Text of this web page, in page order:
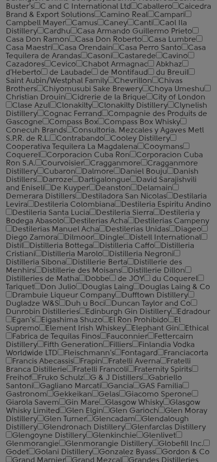
Buster's
C and C International Ltd Caballero
Caicedra
Brand & Export Solutions
Camino Real
Campari
Campbell Mayer
Camus Caney Canti
Caol Ila
Distillery
Cardhu
Casa Armando Guillermo Prieto
Casa Don Ramon
Casa Don Roberto
Casa Lumbre
Casa Maestri
Casa Orendain Casa Perro Santo
Casa
Tequilera de Arandas
Casoni Castarede
Cavino
Cazadores
Cevico Chabot Armagnac
Abkhaz
d'Heberto
de Laubade de Montifaud
du Breuil
Saint Aubin/Westphal Family
Chevrillon
Chivas
Brothers
Chiyomusubi Sake Brewery
Choya Umeshu
Christian Drouin
Cidrerie de la Brique
City of London
Clase Azul
Clonakilty Clonakilty Distillery
Clynelish
Distillery
Cognac Ferrand
Compagnie des Produits de
Gascogne
Compass Box
Compass Box Whisky
Conecuh Brands
Consultoria. Mezcales y Agaves Metl
S.P.R. de R.L.
Contrabando
Cooley Distillery
Cooperativa Tequilera La Magdalena
Cooymans
Coquerel
Corporacion Cuba Ron
Corporacion Cuba
Ron S.A.
Courvoisier Cragganmore
Cragganmore
Distillery
Cubaron Dalmore Daniel Bouju
Danish
Distillers
Darroze Dartigalongue
David Sarajishvili
and Eniseli
De Kuyper Deanston
Delamain
Demerara Distillers
Destiladora San Nicolas
Destilaria
Levira
Destileria Colombiana
Destileria Espiritu Andino
Destileria Santa Lucia
Destileria Sierra
Destileria y
Bodega Abasolo
Destilerias Acha
Destilerias Campeny
Destilerias Manuel Acha
Destilerias Unidas
Diageo
Diego Zamora
Dilmoor Dingle
Distell International
Distil
Distilleria Bottega Distilleria Caffo
Distilleria
Cristiani
Distilleria Marolo
Distilleria Negroni
Distilleria Sibona
Distillerie Berta
Distillerie des
Menhirs
Distillerie des Moisans
Distillerie Dillon
Distilleries de Matha
Dobbe de JOY
du Coquerel
Tariquet
Don Julio Douglas Laing
Douglas Laing & Co
Drambuie Liqueur Company
Dufftown Distillery
Dugladze W&S
Duh u Boci
Duncan Taylor and Co
Dunrobin Distilleries
Edinburgh Gin Distillery
Edradour
Egan's
Eigashima Shuzo El Ron Prohibido
El
Supremo
Element Irish Whiskey Elephant Gin
Ethical
Fabrica de Tequilas Finos
Fauconnier
Fettercairn
Distillery
Fifth Generation Filliers
Finlandia Vodka
Worldwide LTD
Fleischmann's Fontagard
Franciacorta
Francis Abecassis
Frapin Fratelli Averna
Fratelli
Branca Distillerie
Fratelli ‎Francoli
Fraternity Spirits
Freihof
Fruko Schulz G & J Distillers
Gabriello
Santoni
Gagliano Marcati Gancia
GAS Familia
Gastronom
Gekkeikan Gelas
Giacomo Sperone
Giarola Savem
Gin Mare Glasgow Whisky
Glasgow
Whisky Limited
Glen Elgin Glen Garioch
Glen Moray
Distillery
Glen Turner Glencadam
Glendalough
Distillery
Glendronach Distillery
Glenfarclas Distillery
Glengoyne Distillery
Glenkinchie
Glenlivet
Glenmorangie
Glenmorangie Distillery
Globefill Inc.
Godet
Golani Distillery Gonzalez Byass
Gordon & Co